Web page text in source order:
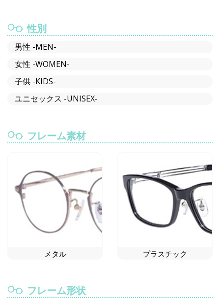
性別
男性 -MEN-
女性 -WOMEN-
子供 -KIDS-
ユニセックス -UNISEX-
フレーム素材
メタル プラスチック
フレーム形状